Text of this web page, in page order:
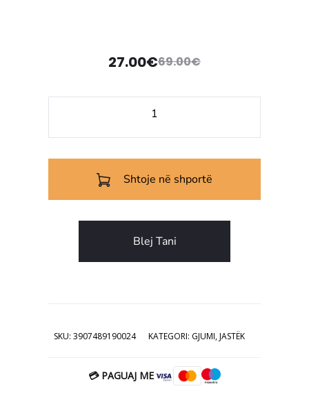
69.00€
origjinal
69.00€.
27.00€
i
është:
27.00€.
Shtoje në shportë
Blej Tani
SKU: 3907489190024 KATEGORI: GJUMI,JASTËK
💳 PAGUAJ ME